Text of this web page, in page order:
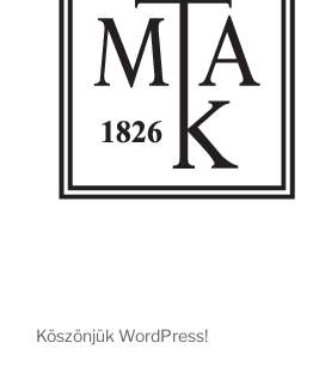
Köszönjük WordPress!